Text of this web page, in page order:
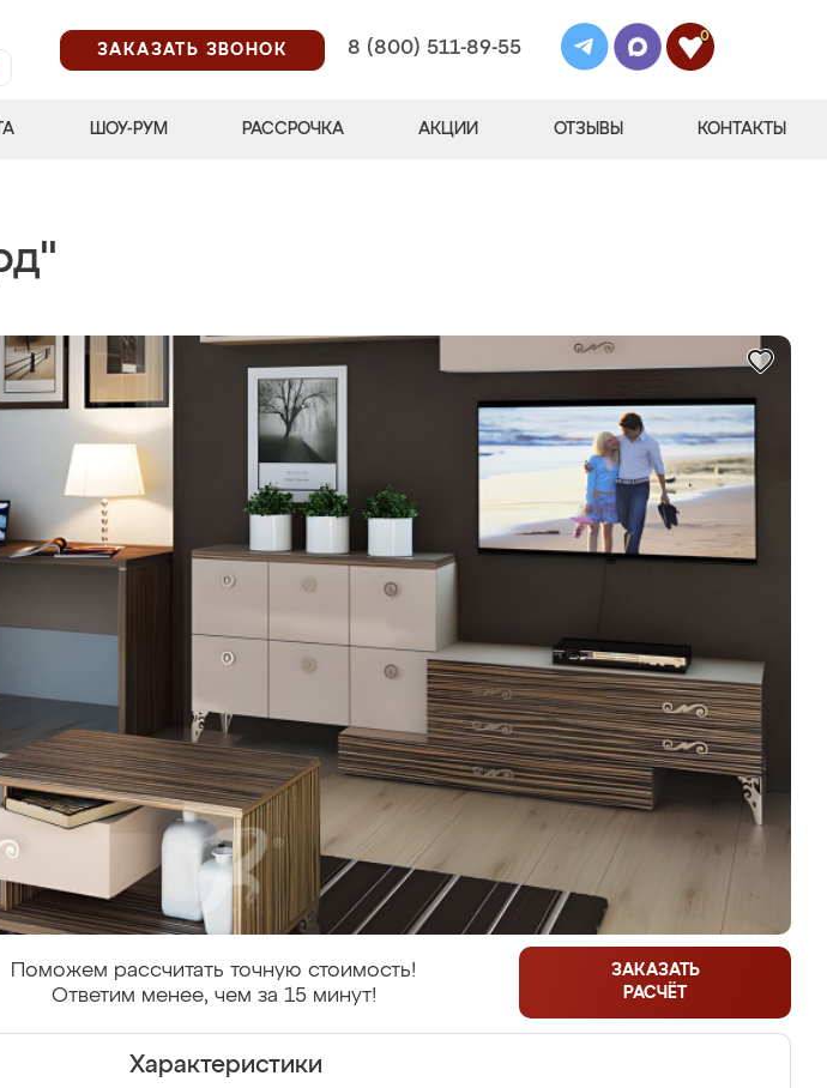
ЗАКАЗАТЬ ЗВОНОК
8 (800) 511-89-55
0
ШОУ-РУМ РАССРОЧКА АКЦИИ ОТЗЫВЫ КОНТАКТЫ
Поможем рассчитать точную стоимость!
Ответим менее, чем за 15 минут!
ЗАКАЗАТЬ
РАСЧЁТ
Характеристики